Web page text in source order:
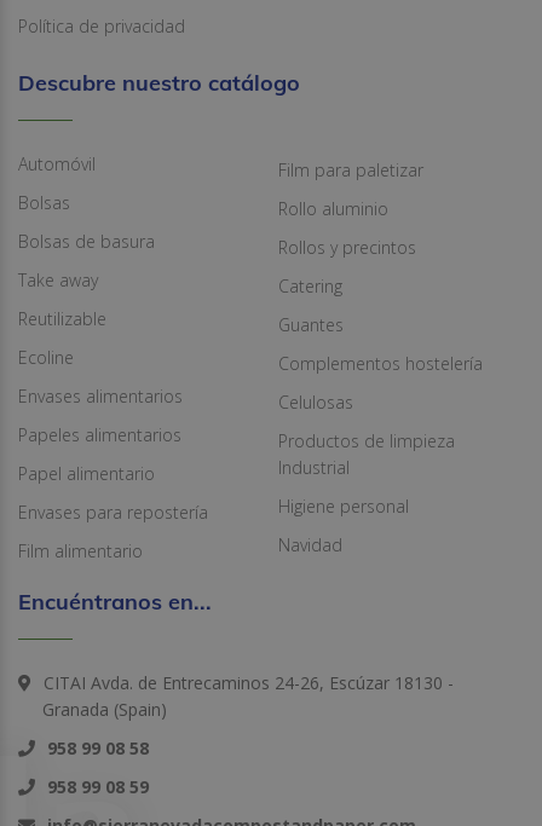
Política de privacidad
Descubre nuestro catálogo
Automóvil
Bolsas
Bolsas de basura
Take away
Reutilizable
Ecoline
Envases alimentarios
Papeles alimentarios
Papel alimentario
Envases para repostería
Film alimentario
Film para paletizar
Rollo aluminio
Rollos y precintos
Catering
Guantes
Complementos hostelería
Celulosas
Productos de limpieza
Industrial
Higiene personal
Navidad
Encuéntranos en...
CITAI Avda. de Entrecaminos 24-26, Escúzar 18130 -
Granada (Spain)
958 99 08 58
958 99 08 59